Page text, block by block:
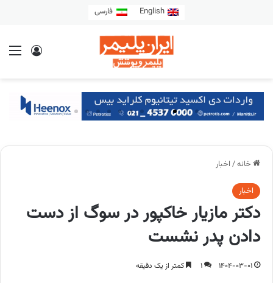
English فارسی
خانه/ اخبار
اخبار
دکتر مازیار خاکپور در سوگ از دست
دادن پدر نشست
1404-03-01
1 کمتر از یک دقیقه